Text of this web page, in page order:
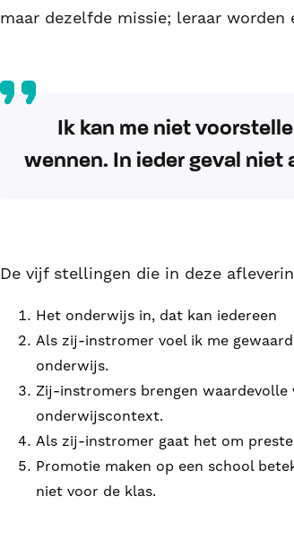
maar dezelfde missie; leraar
Ik kan me niet
wennen. In ieder geval
De vijf stellingen die in deze
Het onderwijs in, dat kan iedereen
Als zij-instromer voel ik me
onderwijs.
Zij-instromers brengen waardevolle
onderwijscontext.
Als zij-instromer gaat het om
Promotie maken op een school
niet voor de klas.